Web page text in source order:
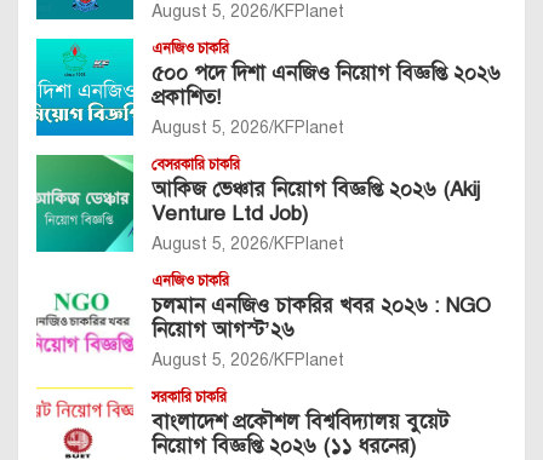
August 5, 2026 KFPlanet
এনজিও চাকরি
৫০০ পদে দিশা এনজিও নিয়োগ বিজ্ঞপ্তি ২০২৬
প্রকাশিত!
August 5, 2026 KFPlanet
বেসরকারি চাকরি
আকিজ ভেঞ্চার নিয়োগ বিজ্ঞপ্তি ২০২৬ (Akij
Venture Ltd Job)
August 5, 2026 KFPlanet
এনজিও চাকরি
চলমান এনজিও চাকরির খবর ২০২৬ : NGO
নিয়োগ আগস্ট’২৬
August 5, 2026 KFPlanet
সরকারি চাকরি
বাংলাদেশ প্রকৌশল বিশ্ববিদ্যালয় বুয়েট
নিয়োগ বিজ্ঞপ্তি ২০২৬ (১১ ধরনের)